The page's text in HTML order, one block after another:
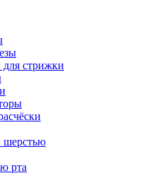
стрижки
шерстью
рта